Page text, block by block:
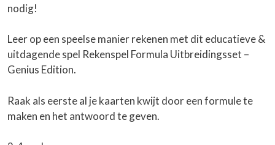
nodig!
Leer op een speelse manier rekenen met dit educatieve &
uitdagende spel Rekenspel Formula Uitbreidingsset –
Genius Edition.
Raak als eerste al je kaarten kwijt door een formule te
maken en het antwoord te geven.